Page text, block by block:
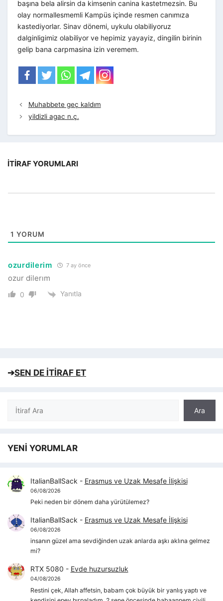
başına bela alirsin da kimsenin canina kastetmezsin. Bu
olay normallesmemli Kampüs içinde resmen canımıza
kastediyorlar. Sinav dönemi, uykulu olabiliyoruz
dalginligimiz olabiliyor ve hepimiz yayayiz, dingilin birinin
gelip bana carpmasina izin veremem.
Muhabbete geç kaldım
yildizli agac n.ç.
İTIRAF YORUMLARI
1 YORUM
ozurdilerim 7 ay önce
ozur dilerım
0 Yanıtla
➔SEN DE İTİRAF ET
Ara
Ara
YENİ YORUMLAR
ItalianBallSack - Erasmus ve Uzak Mesafe İlişkisi
06/08/2026
Peki neden bir dönem daha yürütülemez?
ItalianBallSack - Erasmus ve Uzak Mesafe İlişkisi
06/08/2026
insanın güzel ama sevdiğinden uzak anlarda aşkı aklına gelmez
mi?
RTX 5080 - Evde huzursuzluk
04/08/2026
Restini çek, Allah affetsin, babam çok büyük bir yanlış yaptı ve